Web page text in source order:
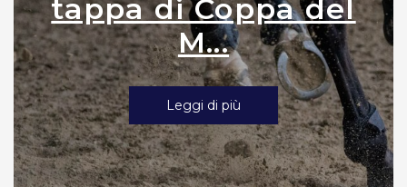
tappa di Coppa del
M...
Leggi di più